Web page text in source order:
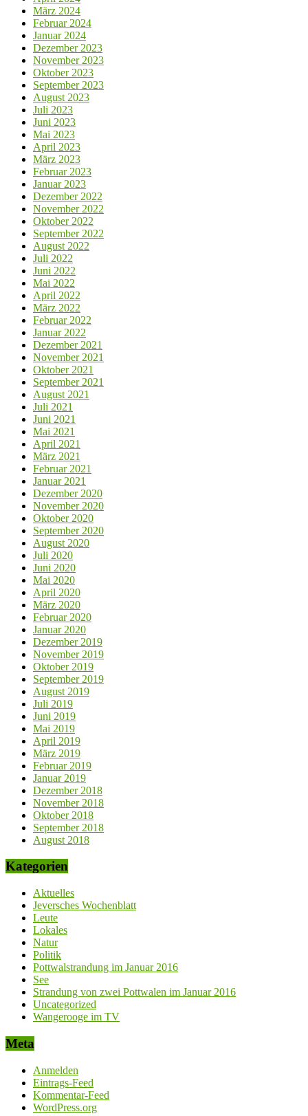
März 2024
Februar 2024
Januar 2024
Dezember 2023
November 2023
Oktober 2023
September 2023
August 2023
Juli 2023
Juni 2023
Mai 2023
April 2023
März 2023
Februar 2023
Januar 2023
Dezember 2022
November 2022
Oktober 2022
September 2022
August 2022
Juli 2022
Juni 2022
Mai 2022
April 2022
März 2022
Februar 2022
Januar 2022
Dezember 2021
November 2021
Oktober 2021
September 2021
August 2021
Juli 2021
Juni 2021
Mai 2021
April 2021
März 2021
Februar 2021
Januar 2021
Dezember 2020
November 2020
Oktober 2020
September 2020
August 2020
Juli 2020
Juni 2020
Mai 2020
April 2020
März 2020
Februar 2020
Januar 2020
Dezember 2019
November 2019
Oktober 2019
September 2019
August 2019
Juli 2019
Juni 2019
Mai 2019
April 2019
März 2019
Februar 2019
Januar 2019
Dezember 2018
November 2018
Oktober 2018
September 2018
August 2018
Kategorien
Aktuelles
Jeversches Wochenblatt
Leute
Lokales
Natur
Politik
Pottwalstrandung im Januar 2016
See
Strandung von zwei Pottwalen im Januar 2016
Uncategorized
Wangerooge im TV
Meta
Anmelden
Eintrags-Feed
Kommentar-Feed
WordPress.org